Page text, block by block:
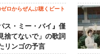
ロからぜんぶ聴くビート
ス・ミー・バイ』僅
捨てないで」の歌詞
リンゴの予言